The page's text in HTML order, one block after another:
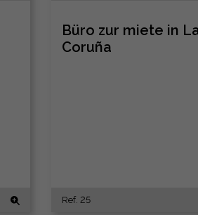
Büro zur miete in
Coruña
Ref. 25